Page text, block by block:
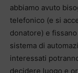
abbiamo avuto
telefonico (e si
donatore) e
sistema di
interessati
decidere luogo e